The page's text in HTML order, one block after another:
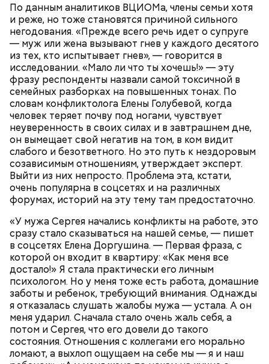
По данным аналитиков ВЦИОМа, члены семьи хотя
и реже, но тоже становятся причиной сильного
негодования. «Прежде всего речь идет о супруге
— муж или жена вызывают гнев у каждого десятого
из тех, кто испытывает гнев», — говорится в
исследовании. «Мало ли что ты хочешь!» — эту
фразу респонденты назвали самой токсичной в
семейных разборках на повышенных тонах. По
словам конфликтолога Елены Голубевой, когда
человек теряет почву под ногами, чувствует
неуверенность в своих силах и в завтрашнем дне,
он вымещает свой негатив на том, в ком видит
слабого и безответного. Но это путь к нездоровым
созависимым отношениям, утверждает эксперт.
Выйти из них непросто. Проблема эта, кстати,
очень популярна в соцсетях и на различных
форумах, историй на эту тему там предостаточно.
«У мужа Сергея начались конфликты на работе, это
сразу стало сказываться на нашей семье, — пишет
в соцсетях Елена Доргушина. — Первая фраза, с
которой он входит в квартиру: «Как меня все
достало!» Я стала практически его личным
психологом. Но у меня тоже есть работа, домашние
заботы и ребенок, требующий внимания. Однажды
я отказалась слушать жалобы мужа — устала. А он
меня ударил. Сначала стало очень жаль себя, а
потом и Сергея, что его довели до такого
состояния. Отношения с коллегами его морально
ломают, а выхлоп ощущаем на себе мы — я и наш
Кроме того, специалист не советует покупать
дыню с вмятиной или перележавшую в магазине
долгое время:
— Есть опасность, что гнилостные процессы
распространились по всему плоду. Ей можно
отравиться.